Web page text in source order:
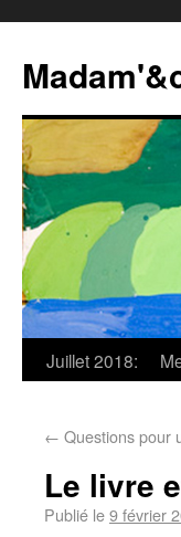
Juillet 2018:
← Questions pour
Le livre
Publié le9 février